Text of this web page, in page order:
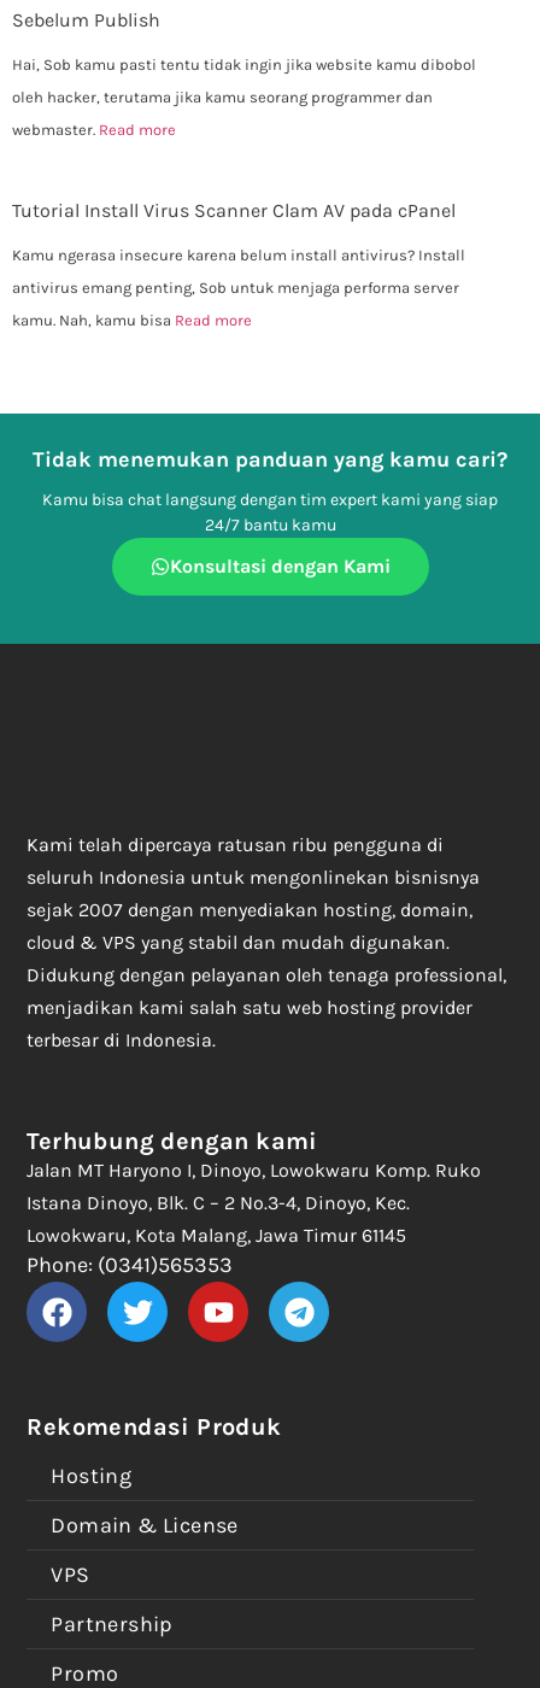
Sebelum Publish
Hai, Sob kamu pasti tentu tidak ingin jika website kamu dibobol
oleh hacker, terutama jika kamu seorang programmer dan
webmaster. Read more
Tutorial Install Virus Scanner Clam AV pada cPanel
Kamu ngerasa insecure karena belum install antivirus? Install
antivirus emang penting, Sob untuk menjaga performa server
kamu. Nah, kamu bisa Read more
Tidak menemukan panduan yang kamu cari?
Kamu bisa chat langsung dengan tim expert kami yang siap
24/7 bantu kamu
Konsultasi dengan Kami
Kami telah dipercaya ratusan ribu pengguna di
seluruh Indonesia untuk mengonlinekan bisnisnya
sejak 2007 dengan menyediakan hosting, domain,
cloud & VPS yang stabil dan mudah digunakan.
Didukung dengan pelayanan oleh tenaga professional,
menjadikan kami salah satu web hosting provider
terbesar di Indonesia.
Rekomendasi Produk
Hosting
Domain & License
VPS
Partnership
Promo
Terhubung dengan kami
Jalan MT Haryono I, Dinoyo, Lowokwaru Komp. Ruko
Istana Dinoyo, Blk. C – 2 No.3-4, Dinoyo, Kec.
Lowokwaru, Kota Malang, Jawa Timur 61145
Phone: (0341)565353